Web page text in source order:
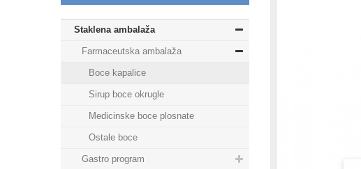
Staklena ambalaža
Farmaceutska ambalaža
Boce kapalice
Sirup boce okrugle
Medicinske boce plosnate
Ostale boce
Gastro program